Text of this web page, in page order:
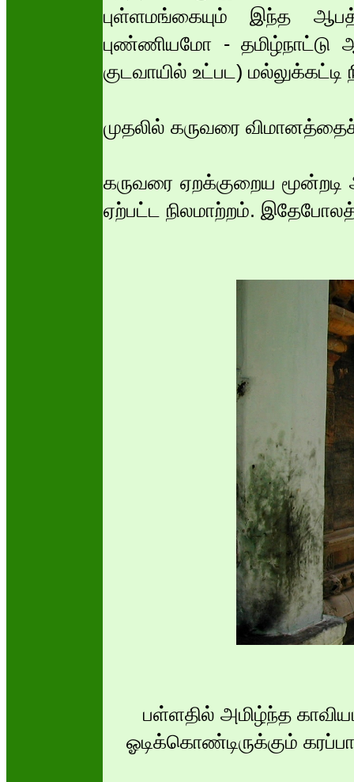
புள்ளமங்கையும் இந்த
புண்ணியமோ -
குடவாயில் உட்பட)
முதலில் கருவரை
கருவரை ஏறக்குறைய மூன்றடி
ஏற்பட்ட நிலமாற்றம்.
பள்ளதில் அமிழ்ந்த
ஓடிக்கொண்டிருக்கும்